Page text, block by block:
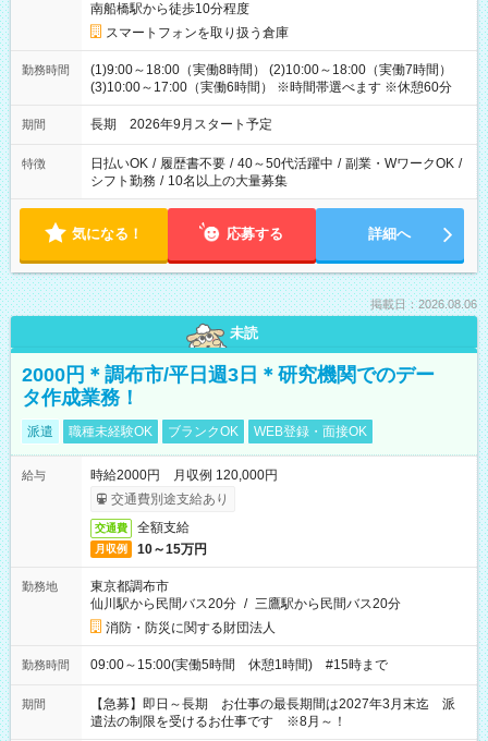
南船橋駅から徒歩10分程度
スマートフォンを取り扱う倉庫
勤務時間
(1)9:00～18:00（実働8時間） (2)10:00～18:00（実働7時間）
(3)10:00～17:00（実働6時間） ※時間帯選べます ※休憩60分
期間 長期 2026年9月スタート予定
特徴 日払いOK / 履歴書不要 / 40～50代活躍中 / 副業・WワークOK /
シフト勤務 / 10名以上の大量募集
気になる！ 応募する 詳細へ
掲載日：2026.08.06
未読
2000円＊調布市/平日週3日＊研究機関でのデー
タ作成業務！
派遣 職種未経験OK ブランクOK WEB登録・面接OK
給与
時給2000円 月収例 120,000円
交通費別途支給あり
交通費 全額支給
月収例 10～15万円
勤務地
東京都調布市
仙川駅から民間バス20分 / 三鷹駅から民間バス20分
消防・防災に関する財団法人
勤務時間 09:00～15:00(実働5時間 休憩1時間) #15時まで
期間
【急募】即日～長期 お仕事の最長期間は2027年3月末迄 派
遣法の制限を受けるお仕事です ※8月～！